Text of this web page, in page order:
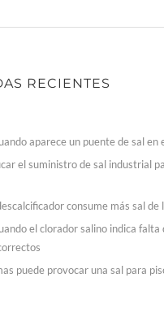
RECIENTES
aparece un puente de sal en
el suministro de sal industrial
consume más sal de
el clorador salino indica falta
puede provocar una sal para